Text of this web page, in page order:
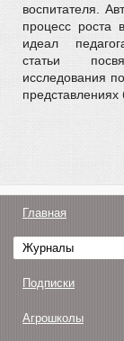
воспитателя.
процесс роста
идеал
статьи
исследования
представлениях
Главная
Журналы
Подписки
Агрошколы